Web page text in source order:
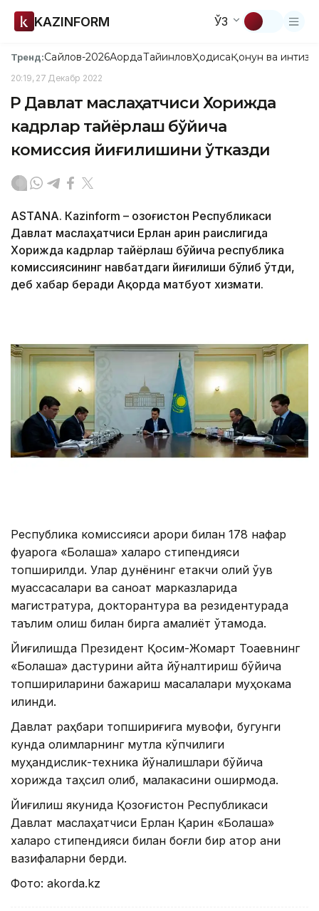
KAZINFORM ЎЗ
Тренд:Сайлов-2026АқордаТайинловҲодисаҚонун ва
20:19, 27 Декабр 2022
ҚР Давлат маслаҳатчиси Хорижда
кадрлар тайёрлаш бўйича
комиссия йиғилишини ўтказди
ASTANА. Кazinform – Қозоғистон Республикаси
Давлат маслаҳатчиси Ерлан Қарин раислигида
Хорижда кадрлар тайёрлаш бўйича республика
комиссиясининг навбатдаги йиғилиши бўлиб ўтди,
деб хабар беради Ақорда матбуот хизмати.
Республика комиссияси қарори билан 178 нафар
фуқарога «Болашақ» халқаро стипендияси
топширилди. Улар дунёнинг етакчи олий ўқув
муассасалари ва саноат марказларида
магистратура, докторантура ва резидентурада
таълим олиш билан бирга амалиёт ўтамоқда.
Йиғилишда Президент Қосим-Жомарт Тоқаевнинг
«Болашақ» дастурини қайта йўналтириш бўйича
топшириқларини бажариш масалалари муҳокама
қилинди.
Давлат раҳбари топшириғига мувофиқ, бугунги
кунда олимларнинг мутлақ кўпчилиги
муҳандислик-техника йўналишлари бўйича
хорижда таҳсил олиб, малакасини оширмоқда.
Йиғилиш якунида Қозоғистон Республикаси
Давлат маслаҳатчиси Ерлан Қарин «Болашақ»
халқаро стипендияси билан боғлиқ бир қатор аниқ
вазифаларни берди.
Фото: аkordа.kz